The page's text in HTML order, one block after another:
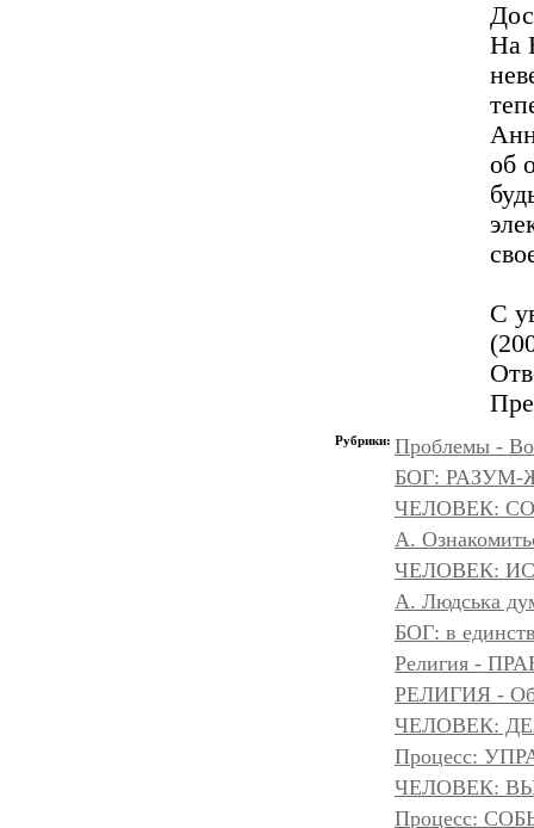
На
об
С
Рубрики: Проблемы -
БОГ:
ЧЕЛОВЕК:
А.
ЧЕЛОВЕК:
A. Людська
БОГ: в
Религия -
РЕЛИГИЯ -
ЧЕЛОВЕК:
Процесс:
ЧЕЛОВЕК:
Процесс: